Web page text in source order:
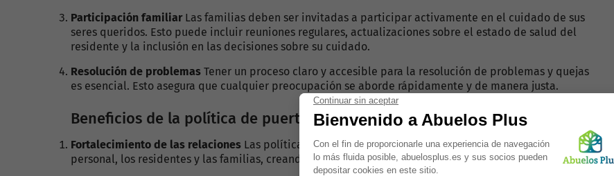
Participación familiarLas familias deben ser invitadas a participar activamente en el cuidado de sus
seres queridos. Esto puede incluir reuniones regulares, actualizaciones sobre el estado de salud del
residente y la inclusión en las decisiones sobre su cuidado.
Resolución de problemas Tener un proceso claro y accesible para la resolución de problemas y quejas
es esencial. Esto asegura que cualquier preocupación se aborde rápidamente y de manera justa.
Beneficios de la política de puertas abiertas
Fortalecimiento de las relaciones Las políticas de puertas abiertas fortalecen las relaciones entre el
personal, los residentes y las familias, creando un sentido de comunidad y apoyo.